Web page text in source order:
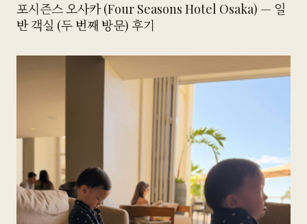
포시즌스 오사카 (Four Seasons Hotel Osaka) — 일
반 객실 (두 번째 방문) 후기